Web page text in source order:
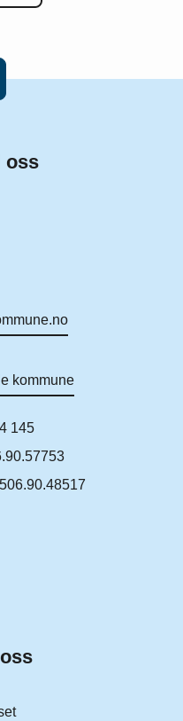
oss
kommune
145